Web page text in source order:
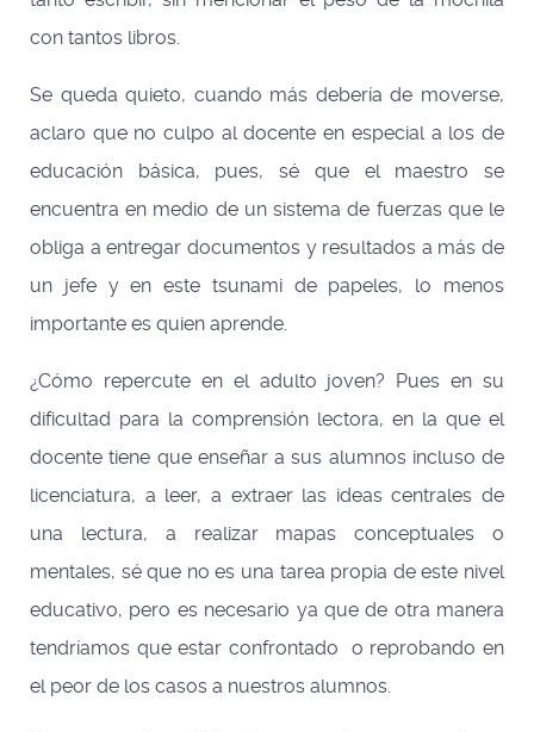
con tantos libros.
Se queda quieto, cuando más debería de moverse,
aclaro que no culpo al docente en especial a los de
educación básica, pues, sé que el maestro se
encuentra en medio de un sistema de fuerzas que le
obliga a entregar documentos y resultados a más de
un jefe y en este tsunami de papeles, lo menos
importante es quien aprende.
¿Cómo repercute en el adulto joven? Pues en su
dificultad para la comprensión lectora, en la que el
docente tiene que enseñar a sus alumnos incluso de
licenciatura, a leer, a extraer las ideas centrales de
una lectura, a realizar mapas conceptuales o
mentales, sé que no es una tarea propia de este nivel
educativo, pero es necesario ya que de otra manera
tendríamos que estar confrontado o reprobando en
el peor de los casos a nuestros alumnos.